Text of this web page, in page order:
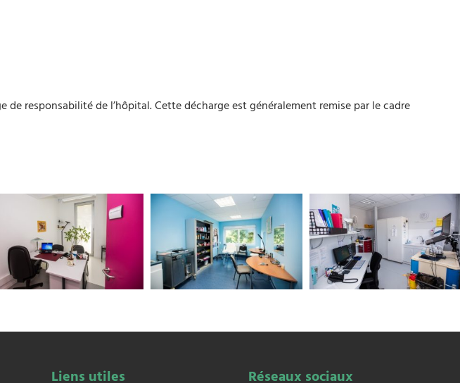
responsabilité de l’hôpital. Cette décharge est généralement remise par le cadre
Liens utiles Réseaux sociaux